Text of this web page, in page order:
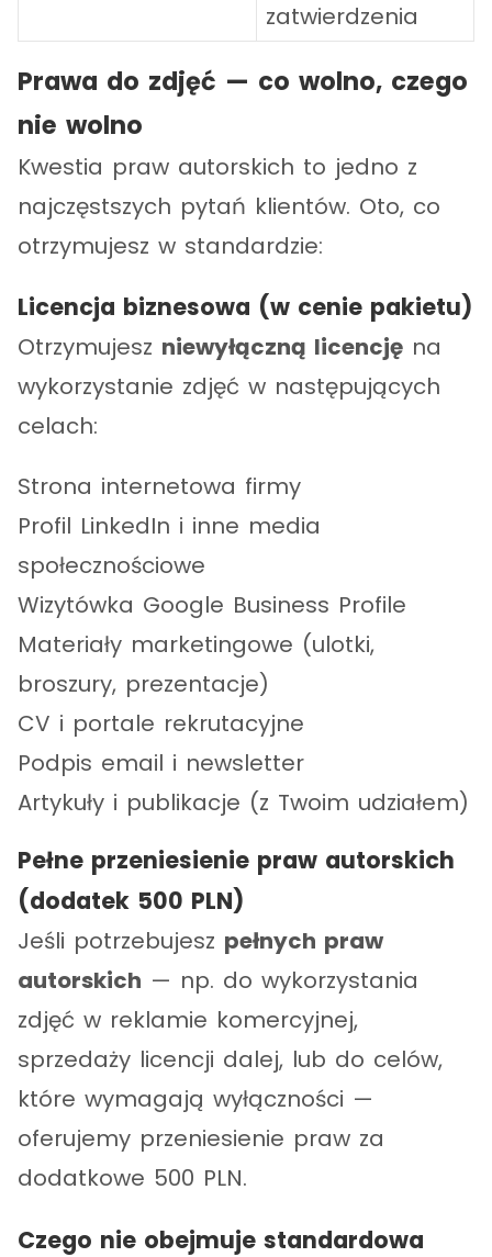
zatwierdzenia
Prawa do zdjęć — co wolno, czego
nie wolno
Kwestia praw autorskich to jedno z
najczęstszych pytań klientów. Oto, co
otrzymujesz w standardzie:
Licencja biznesowa (w cenie pakietu)
Otrzymujesz niewyłączną licencję na
wykorzystanie zdjęć w następujących
celach:
Strona internetowa firmy
Profil LinkedIn i inne media
społecznościowe
Wizytówka Google Business Profile
Materiały marketingowe (ulotki,
broszury, prezentacje)
CV i portale rekrutacyjne
Podpis email i newsletter
Artykuły i publikacje (z Twoim udziałem)
Pełne przeniesienie praw autorskich
(dodatek 500 PLN)
Jeśli potrzebujesz pełnych praw
autorskich — np. do wykorzystania
zdjęć w reklamie komercyjnej,
sprzedaży licencji dalej, lub do celów,
które wymagają wyłączności —
oferujemy przeniesienie praw za
dodatkowe 500 PLN.
Czego nie obejmuje standardowa